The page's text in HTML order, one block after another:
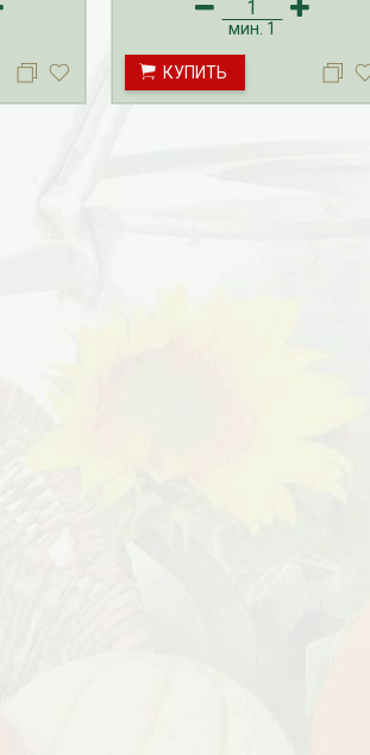
саженцы гортензии
осуществляется с октября по
материала гортензии
производится с февраля по май.
мин. 1
КУПИТЬ